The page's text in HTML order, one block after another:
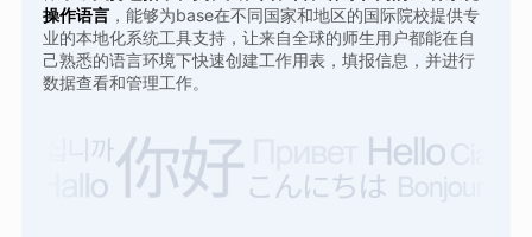
操作语言，能够为base在不同国家和地区的国际院校提供专
业的本地化系统工具支持，让来自全球的师生用户都能在自
己熟悉的语言环境下快速创建工作用表，填报信息，并进行
数据查看和管理工作。